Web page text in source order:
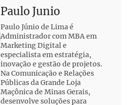
Paulo Junio
Paulo Júnio de Lima é
Administrador com MBA em
Marketing Digital e
especialista em estratégia,
inovação e gestão de projetos.
Na Comunicação e Relações
Públicas da Grande Loja
Maçônica de Minas Gerais,
desenvolve soluções para